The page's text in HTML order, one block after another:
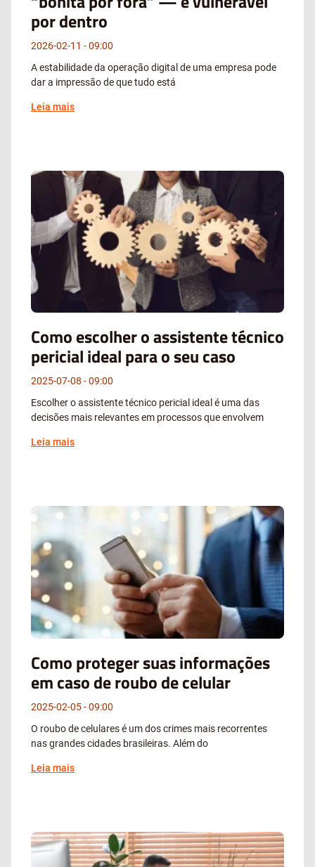
por dentro
2026-02-11
09:00
A estabilidade da operação digital de uma empresa pode
dar a impressão de que tudo está
Leia mais
Como escolher o assistente técnico
pericial ideal para o seu caso
2025-07-08
09:00
Escolher o assistente técnico pericial ideal é uma das
decisões mais relevantes em processos que envolvem
Leia mais
Como proteger suas informações
em caso de roubo de celular
2025-02-05
09:00
O roubo de celulares é um dos crimes mais recorrentes
nas grandes cidades brasileiras. Além do
Leia mais